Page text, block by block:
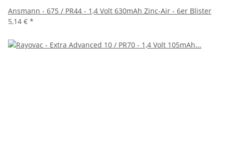
Ansmann - 675 / PR44 - 1,4 Volt 630mAh Zinc-Air - 6er Blister
5,14 € *